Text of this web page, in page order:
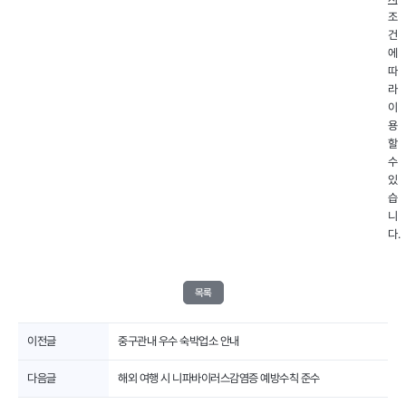
조
건
에
따
라
이
용
할
수
있
습
니
다.
목록
이전글 중구관내 우수 숙박업소 안내
다음글 해외 여행 시 니파바이러스감염증 예방수칙 준수